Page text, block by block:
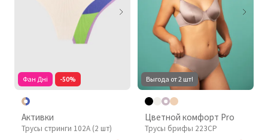
Фан Дні -50%
Активки
Трусы стринги 102A (2 шт)
Выгода от 2 шт!
Цветной комфорт Pro
Трусы брифы 223CP